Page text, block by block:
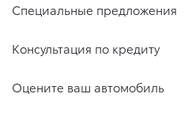
Специальные предложения
Консультация по кредиту
Оцените ваш автомобиль